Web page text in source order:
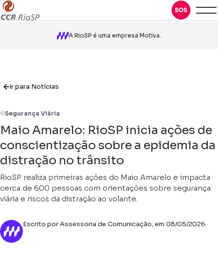
A RioSP é uma empresa Motiva.
Ir para Notícias
Segurança Viária
Maio Amarelo: RioSP inicia ações de
conscientização sobre a epidemia da
distração no trânsito
RioSP realiza primeiras ações do Maio Amarelo e impacta
cerca de 600 pessoas com orientações sobre segurança
viária e riscos da distração ao volante.
Escrito por Assessoria de Comunicação, em 08/05/2026